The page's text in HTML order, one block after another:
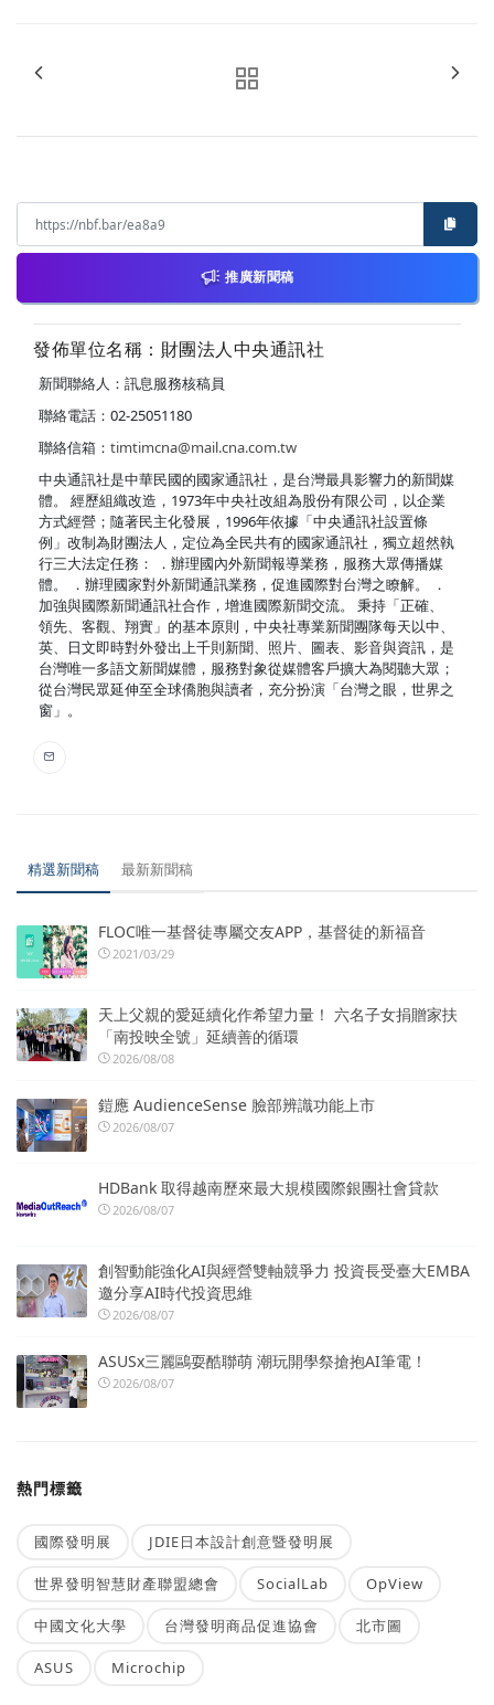
推廣新聞稿
發佈單位名稱：財團法人中央通訊社
新聞聯絡人：訊息服務核稿員
聯絡電話：02-25051180
聯絡信箱： timtimcna@mail.cna.com.tw
中央通訊社是中華民國的國家通訊社，是台灣最具影響力的新聞媒
體。 經歷組織改造，1973年中央社改組為股份有限公司，以企業
方式經營；隨著民主化發展，1996年依據「中央通訊社設置條
例」改制為財團法人，定位為全民共有的國家通訊社，獨立超然執
行三大法定任務： ．辦理國內外新聞報導業務，服務大眾傳播媒
體。 ．辦理國家對外新聞通訊業務，促進國際對台灣之瞭解。 ．
加強與國際新聞通訊社合作，增進國際新聞交流。 秉持「正確、
領先、客觀、翔實」的基本原則，中央社專業新聞團隊每天以中、
英、日文即時對外發出上千則新聞、照片、圖表、影音與資訊，是
台灣唯一多語文新聞媒體，服務對象從媒體客戶擴大為閱聽大眾；
從台灣民眾延伸至全球僑胞與讀者，充分扮演「台灣之眼，世界之
窗」。
精選新聞稿 最新新聞稿
FLOC唯一基督徒專屬交友APP，基督徒的新福音
2021/03/29
天上父親的愛延續化作希望力量！ 六名子女捐贈家扶
「南投映全號」延續善的循環
2026/08/08
鎧應 AudienceSense 臉部辨識功能上市
2026/08/07
HDBank 取得越南歷來最大規模國際銀團社會貸款
2026/08/07
創智動能強化AI與經營雙軸競爭力 投資長受臺大EMBA
邀分享AI時代投資思維
2026/08/07
ASUSx三麗鷗耍酷聯萌 潮玩開學祭搶抱AI筆電！
2026/08/07
熱門標籤
國際發明展 JDIE日本設計創意暨發明展
世界發明智慧財產聯盟總會 SocialLab OpView
中國文化大學 台灣發明商品促進協會 北市圖
ASUS Microchip